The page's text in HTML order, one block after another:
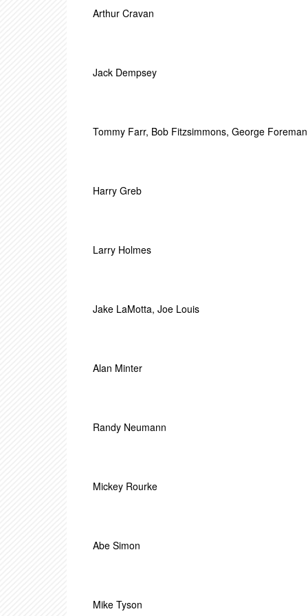
Arthur Cravan
Jack Dempsey
Tommy Farr, Bob Fitzsimmons, George Foreman
Harry Greb
Larry Holmes
Jake LaMotta, Joe Louis
Alan Minter
Randy Neumann
Mickey Rourke
Abe Simon
Mike Tyson